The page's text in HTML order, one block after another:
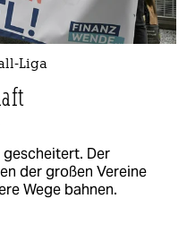
Liga
Der
der großen Vereine
Wege bahnen.